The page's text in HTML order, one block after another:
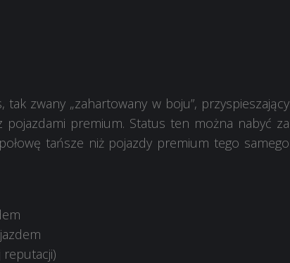
zwany „zahartowany w boju”, przyspieszający
premium. Status ten można nabyć za
tańsze niż pojazdy premium tego samego